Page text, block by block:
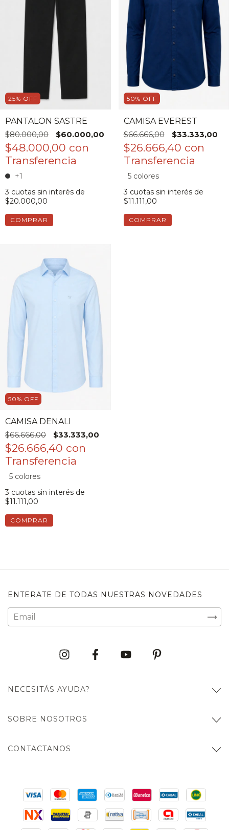
25% OFF
PANTALON SASTRE
$80.000,00
$60.000,00
$48.000,00 con
+1
3 cuotas sin interés de
$20.000,00
COMPRAR
50% OFF
CAMISA EVEREST
$66.666,00
$33.333,00
$26.666,40 con
5 colores
3 cuotas sin interés de
$11.111,00
COMPRAR
50% OFF
CAMISA DENALI
$66.666,00
$33.333,00
$26.666,40 con
5 colores
3 cuotas sin interés de
$11.111,00
COMPRAR
ENTERATE DE TODAS NUESTRAS NOVEDADES
NECESITÁS AYUDA?
SOBRE NOSOTROS
CONTACTANOS